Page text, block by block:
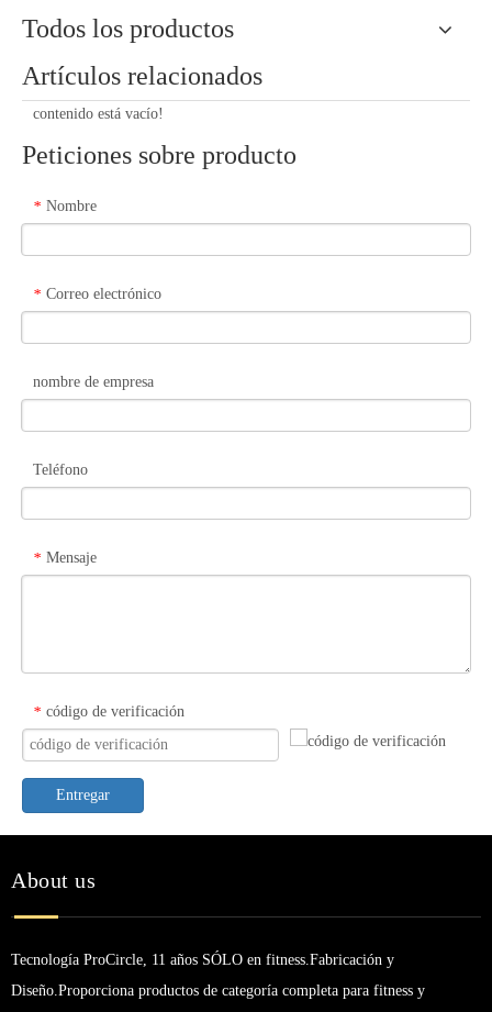
Todos los productos
Artículos relacionados
contenido está vacío!
Peticiones sobre producto
* Nombre
* Correo electrónico
nombre de empresa
Teléfono
* Mensaje
* código de verificación
Entregar
About us
Tecnología ProCircle, 11 años SÓLO en fitness.Fabricación y
Diseño.Proporciona productos de categoría completa para fitness y